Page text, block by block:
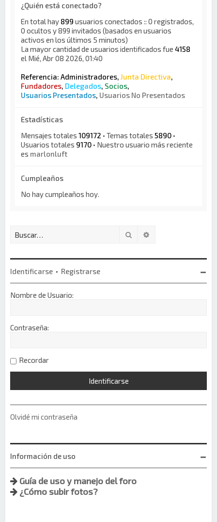
¿Quién está conectado?
En total hay 899 usuarios conectados :: 0 registrados,
0 ocultos y 899 invitados (basados en usuarios
activos en los últimos 5 minutos)
La mayor cantidad de usuarios identificados fue4158
el Mié, Abr 08 2026, 01:40
Referencia:Administradores,Junta Directiva,
Fundadores, Delegados, Socios,
Usuarios Presentados, Usuarios No Presentados
Estadísticas
Mensajes totales109172 • Temas totales5890 •
Usuarios totales 9170 • Nuestro usuario más reciente
es marlonluft
Cumpleaños
No hay cumpleaños hoy.
Buscar
Identificarse • Registrarse
Nombre de Usuario:
Contraseña:
Recordar
Olvidé mi contraseña
Información de uso
Guía de uso y manejo del foro
¿Cómo subir fotos?